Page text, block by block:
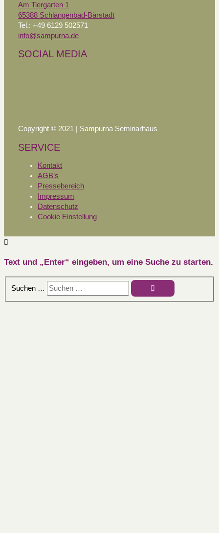
Am Tiergarten 1
65388 Schlangenbad-Bärstadt
Tel.: +49 6129 502571
info@sampurna.de
SOCIAL MEDIA
Copyright © 2021 | Sampurna Seminarhaus
SERVICE
Kontakt
AGB’s
Pressebereich
Impressum
Datenschutz
Cookie Einstellung
Text und „Enter“ eingeben, um eine Suche zu starten.
Suchen …